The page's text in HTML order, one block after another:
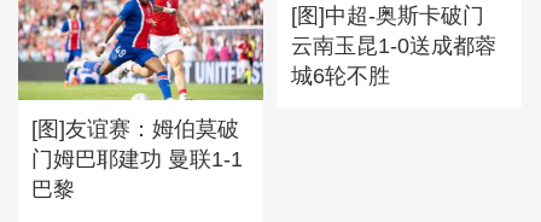
[图]友谊赛：姆伯莫破
门姆巴耶建功 曼联1-1
巴黎
[图]中超-奥斯卡破门
云南玉昆1-0送成都蓉
城6轮不胜